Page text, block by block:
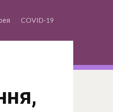
COVID-19